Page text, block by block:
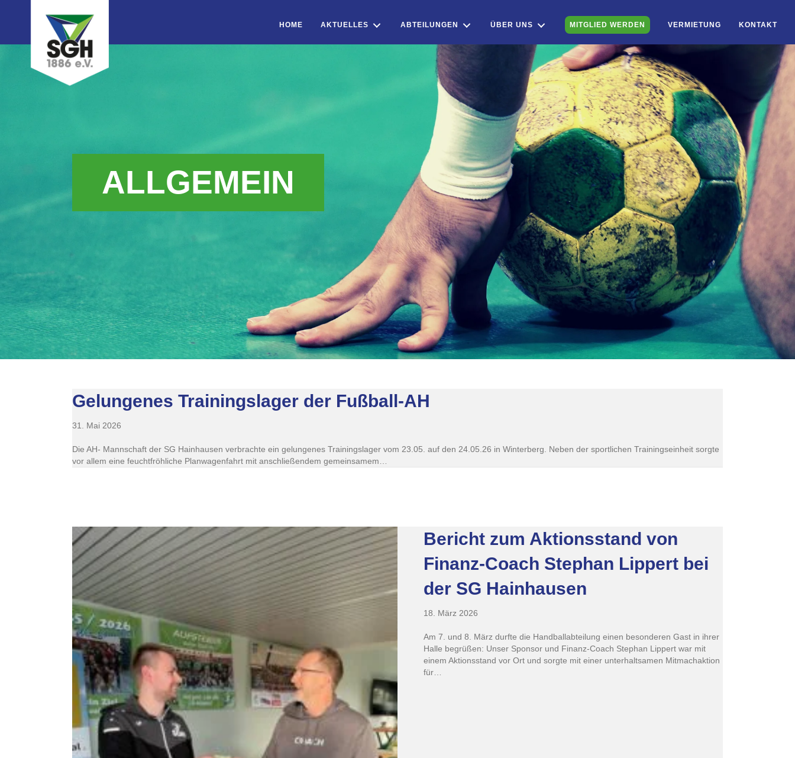
HOME AKTUELLES ABTEILUNGEN ÜBER UNS MITGLIED WERDEN VERMIETUNG KONTAKT
ALLGEMEIN
Gelungenes Trainingslager der Fußball-AH
31. Mai 2026
Die AH- Mannschaft der SG Hainhausen verbrachte ein gelungenes Trainingslager vom 23.05. auf den 24.05.26 in Winterberg. Neben der sportlichen Trainingseinheit sorgte
vor allem eine feuchtfröhliche Planwagenfahrt mit anschließendem gemeinsamem…
Bericht zum Aktionsstand von
Finanz-Coach Stephan Lippert bei
der SG Hainhausen
18. März 2026
Am 7. und 8. März durfte die Handballabteilung einen besonderen Gast in ihrer
Halle begrüßen: Unser Sponsor und Finanz-Coach Stephan Lippert war mit
einem Aktionsstand vor Ort und sorgte mit einer unterhaltsamen Mitmachaktion
für…